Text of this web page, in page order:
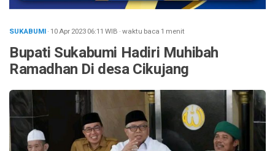
SUKABUMI· 10 Apr 202306:11 WIB ·waktu baca 1 menit
Bupati Sukabumi Hadiri Muhibah
Ramadhan Di desa Cikujang